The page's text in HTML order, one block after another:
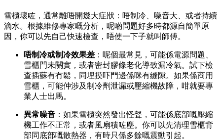
雪櫃壞咗，通常離唔開幾大症狀：唔制冷、噪音大、或者持續
滴水。根據維修專家嘅分析，呢啲問題好多時都源自簡單原
因，你可以先自己快速檢查，唔使一下子就叫師傅。
唔制冷或制冷效果差 ：呢個最常見，可能係電源問題、
雪櫃門未關實，或者密封膠條老化導致漏冷氣。試下檢
查插蘇有冇鬆，同埋摸吓門邊係咪有縫隙。如果係商用
雪櫃，可能仲涉及制冷劑泄漏或壓縮機故障，咁就要專
業人士出馬。
異常噪音 ：如果雪櫃突然發出怪聲，可能係底部嘅壓縮
機工作不正常，或者風扇積咗塵。你可以先清理雪櫃背
部同底部嘅散熱器，有時只係多餘嘅震動引起。